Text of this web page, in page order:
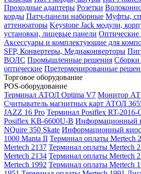
Проходные адаптеры Розетки
корды Патч-панели наборные Муфты,
аттенюаторы Keystone Jack модули,
установки, лицевые панели Оптические
Аксессуары и комплектующие для
SFP, Конвертеры, Медиаконверторы
ВОЛС Промышленные решения Сборки
оптические Претерменированные
Торговое оборудование
POS-оборудование
Терминал АТОЛ Optima V7 Монитор
Считыватель магнитных карт АТОЛ
JAZZ 16 Pro Терминал Posiflex RT-2016-
Posiflex KB-6600U-B Информационный
NQuire 350 Skate Информационный
1000 Manta II Терминал оплаты Mertech
Mertech 2137 Терминал оплаты Mertech
Mertech 2134 Терминал оплаты Mertech
Mertech 1992 Терминал оплаты Mertech